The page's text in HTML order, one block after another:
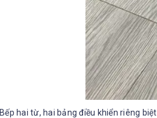
Bếp hai từ, hai bảng điều khiển riêng biệt